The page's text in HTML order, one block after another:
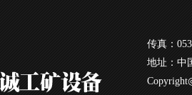
传真：
地址：中